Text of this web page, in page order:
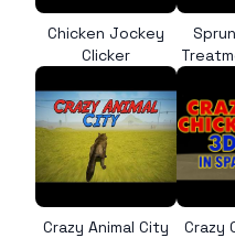
Chicken Jockey
Clicker
Crazy Animal City Crazy